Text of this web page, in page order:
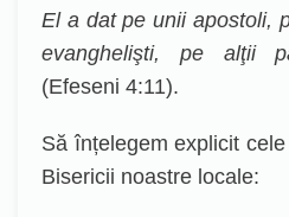
El a dat pe unii apostoli,
evanghelişti, pe alţii
(Efeseni 4:11).
Să înțelegem explicit
Bisericii noastre locale: